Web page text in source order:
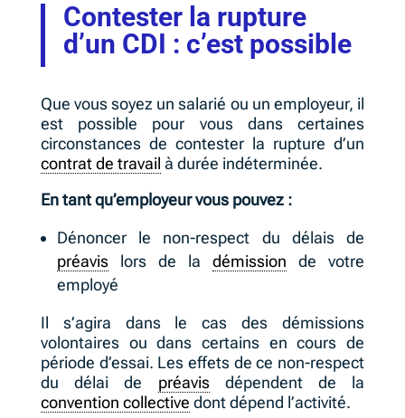
Contester la rupture
d’un CDI : c’est possible
Que vous soyez un salarié ou un employeur, il
est possible pour vous dans certaines
circonstances de contester la rupture d’un
contrat de travail à durée indéterminée.
En tant qu’employeur vous pouvez :
Dénoncer le non-respect du délais de
préavislors de ladémission de votre
employé
Il s’agira dans le cas des démissions
volontaires ou dans certains en cours de
période d’essai. Les effets de ce non-respect
du délai de préavisdépendent de la
convention collective dont dépend l’activité.